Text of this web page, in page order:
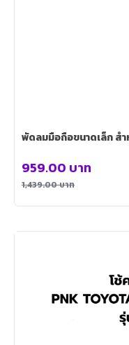
พัดลมมือถือขนาดเล็ก ส
1,439.00บาท
959.00 บาท